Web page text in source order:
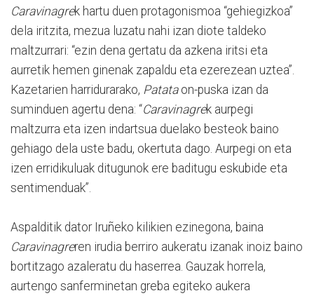
Caravinagrek hartu duen protagonismoa “gehiegizkoa”
dela iritzita, mezua luzatu nahi izan diote taldeko
maltzurrari: “ezin dena gertatu da azkena iritsi eta
aurretik hemen ginenak zapaldu eta ezerezean uztea”.
Kazetarien harridurarako, Patataon-puska izan da
suminduen agertu dena: “Caravinagrek aurpegi
maltzurra eta izen indartsua duelako besteok baino
gehiago dela uste badu, okertuta dago. Aurpegi on eta
izen erridikuluak ditugunok ere baditugu eskubide eta
sentimenduak”.
Aspalditik dator Iruñeko kilikien ezinegona, baina
Caravinagreren irudia berriro aukeratu izanak inoiz baino
bortitzago azaleratu du haserrea. Gauzak horrela,
aurtengo sanferminetan greba egiteko aukera